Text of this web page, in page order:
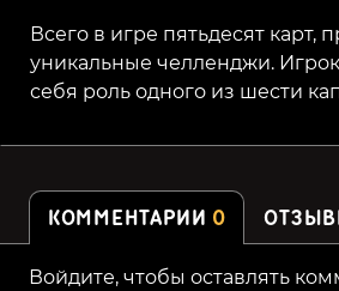
Всего в игре пятьдесят карт,
уникальные челленджи.
себя роль одного из шести
КОММЕНТАРИИ 0
Войдите, чтобы оставлять